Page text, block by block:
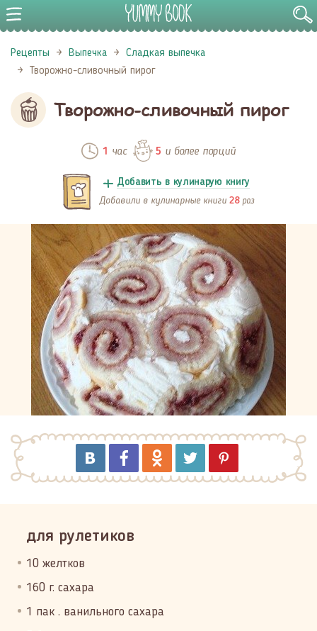
Рецепты Выпечка
Сладкая выпечка
Творожно-сливочный пирог
Творожно-сливочный пирог
1 час 5 и более порций
Добавить в кулинарую книгу
Добавили в кулинарные книги 28 раз
для рулетиков
10 желтков
160 г. сахара
1 пак . ванильного сахара